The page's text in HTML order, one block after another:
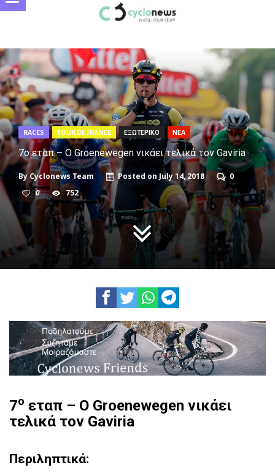
RACES TOUR DE FRANCE ΕΞΩΤΕΡΙΚΟ ΝΕΑ
7ο εταπ – Ο Groenewegen νικάει τελικά τον Gaviria
By Cyclonews Team Posted on July 14, 2018
0
0
752
7ο εταπ – Ο Groenewegen νικάει
τελικά τον Gaviria
Περιληπτικά: